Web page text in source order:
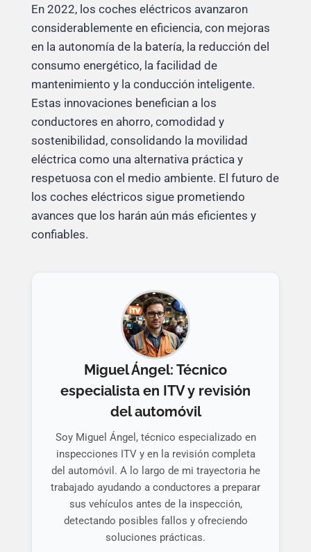
En 2022, los coches eléctricos avanzaron
considerablemente en eficiencia, con mejoras
en la autonomía de la batería, la reducción del
consumo energético, la facilidad de
mantenimiento y la conducción inteligente.
Estas innovaciones benefician a los
conductores en ahorro, comodidad y
sostenibilidad, consolidando la movilidad
eléctrica como una alternativa práctica y
respetuosa con el medio ambiente. El futuro de
los coches eléctricos sigue prometiendo
avances que los harán aún más eficientes y
confiables.
Miguel Ángel: Técnico
especialista en ITV y revisión
del automóvil
Soy Miguel Ángel, técnico especializado en
inspecciones ITV y en la revisión completa
del automóvil. A lo largo de mi trayectoria he
trabajado ayudando a conductores a preparar
sus vehículos antes de la inspección,
detectando posibles fallos y ofreciendo
soluciones prácticas.